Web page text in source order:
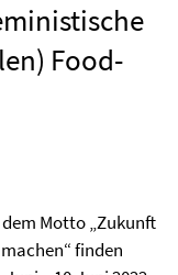
Food-
Motto „Zukunft
finden